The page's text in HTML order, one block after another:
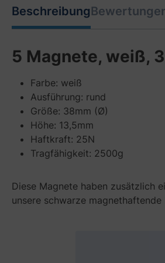
Beschreibung
5 Magnete, weiß,
Farbe: weiß
Ausführung: rund
Größe: 38mm (Ø)
Höhe: 13,5mm
Haftkraft: 25N
Tragfähigkeit: 2500g
Diese Magnete haben zusätzlich
unsere schwarze